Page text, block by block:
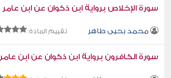
سورة الإخلاص برواية ابن ذكوان عن ابن عامر
محمد يحيى طاهر تقييم المادة:
سورة الكافرون برواية ابن ذكوان عن ابن عامر